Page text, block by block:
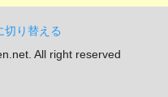
切り替える
All right reserved